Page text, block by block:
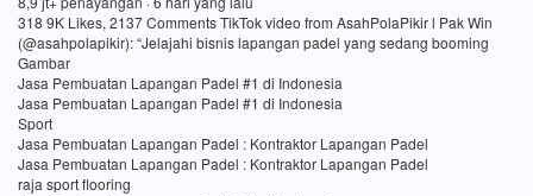
318 9K Likes, 2137 Comments TikTok video from AsahPolaPikir l Pak Win
(@asahpolapikir): “Jelajahi bisnis lapangan padel yang sedang booming
Gambar
Jasa Pembuatan Lapangan Padel #1 di Indonesia
Jasa Pembuatan Lapangan Padel #1 di Indonesia
Sport
Jasa Pembuatan Lapangan Padel : Kontraktor Lapangan Padel
Jasa Pembuatan Lapangan Padel : Kontraktor Lapangan Padel
raja sport flooring